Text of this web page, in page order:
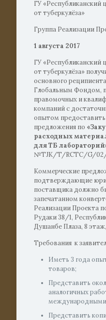
ГУ «Республиканский
от туберкулёза»
Группа Реализации
1 августа 2017
ГУ «Республиканский
от туберкулёза»
основного
Глобальным Фондом,
правомочных и
компаний с
опытом
предложения по
расходных
для ТБ
№TJK/T/RCTC/G/02/
Коммерческие
подтверждающие
поставщика должно
запечатанном
Реализации Проекта
Рудаки 38/1,
Душанбе Плаза, 8
Требования к
Иметь 3 года
товаров;
Представить
аналогичных
международными
Представить